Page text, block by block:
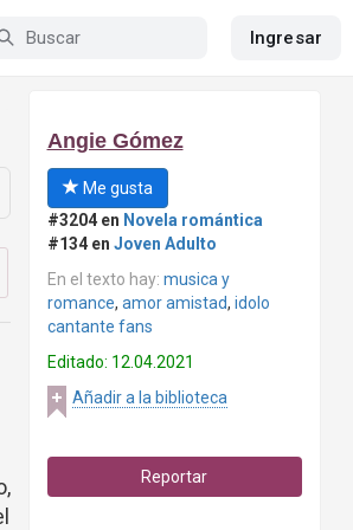
Ingresar
Angie Gómez
Me gusta
#3204 en Novela romántica
#134 en Joven Adulto
En el texto hay: musica y
romance, amor amistad, idolo
cantante fans
Editado: 12.04.2021
Añadir a la biblioteca
Reportar